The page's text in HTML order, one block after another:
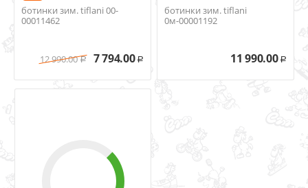
ботинки зим. tiflani 00-
00011462
12 990.00 Р 7 794.00 Р
ботинки зим. tiflani
0м-00001192
11 990.00 Р